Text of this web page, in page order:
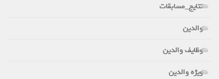
نتایج_مسابقات
والدین
وظایف والدین
ویژه والدین